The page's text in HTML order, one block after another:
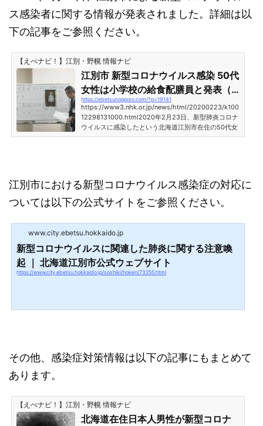
ス感染者に関する情報が発表されました。詳細は以
下の記事をご参照ください。
【えべナビ！】江別・野幌 情報ナビ
江別市 新型コロナウイルス感染 50代
女性は小学校の給食配膳員と発表（2
020年2月23日）
https://ebetsunopporo.com/?p=19141
https://www3.nhk.or.jp/news/html/20200223/k100
12298131000.html2020年2月23日、新型肺炎コロナ
ウイルスに感染したという北海道江別市在住の50代女
性について詳細が発表されました。報道によると、江
の女性が新型コロナウイルスに感染したという発表が
ありました。江別市は翌日の23日、新型肺炎に感染し
た女性についての詳細を発...
江別市における新型コロナウイルス感染症の対応に
ついては以下の公式サイトをご参照ください。
www.city.ebetsu.hokkaido.jp
新型コロナウイルスに関連した肺炎に関する注意喚
起 ｜ 北海道江別市公式ウェブサイト
https://www.city.ebetsu.hokkaido.jp/soshiki/hoken/73255.html
その他、感染症対策情報は以下の記事にもまとめて
あります。
【えべナビ！】江別・野幌 情報ナビ
北海道在住日本人男性が新型コロナ